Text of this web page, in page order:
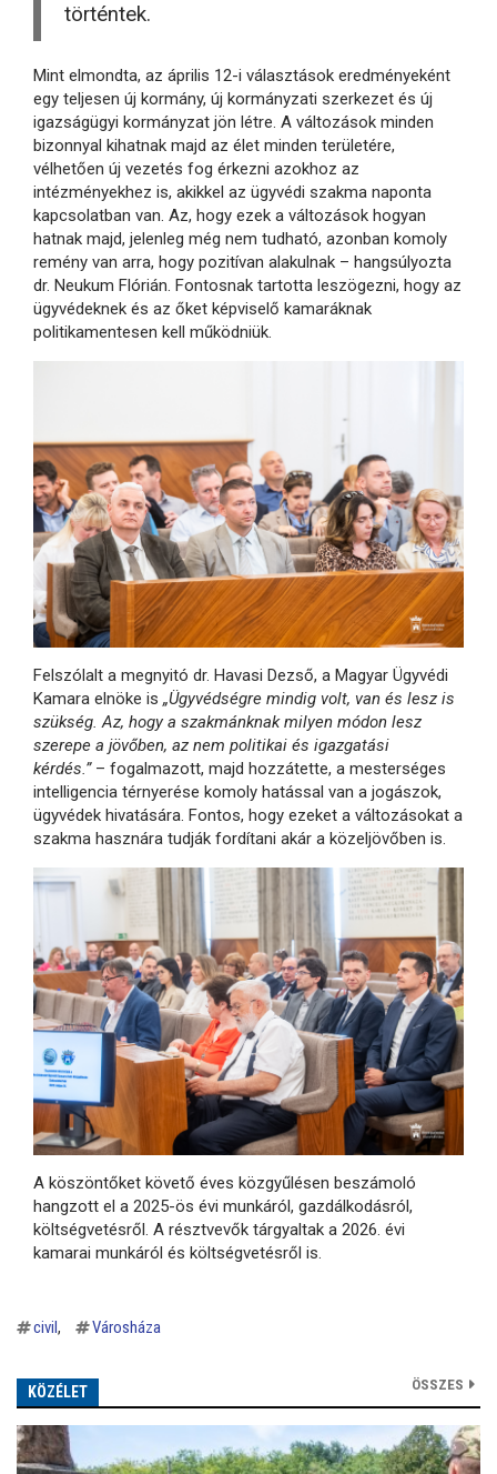
történtek.
Mint elmondta, az április 12-i választások eredményeként
egy teljesen új kormány, új kormányzati szerkezet és új
igazságügyi kormányzat jön létre. A változások minden
bizonnyal kihatnak majd az élet minden területére,
vélhetően új vezetés fog érkezni azokhoz az
intézményekhez is, akikkel az ügyvédi szakma naponta
kapcsolatban van. Az, hogy ezek a változások hogyan
hatnak majd, jelenleg még nem tudható, azonban komoly
remény van arra, hogy pozitívan alakulnak – hangsúlyozta
dr. Neukum Flórián. Fontosnak tartotta leszögezni, hogy az
ügyvédeknek és az őket képviselő kamaráknak
politikamentesen kell működniük.
Felszólalt a megnyitó dr. Havasi Dezső, a Magyar Ügyvédi
Kamara elnöke is „Ügyvédségre mindig volt, van és lesz is
szükség. Az, hogy a szakmánknak milyen módon lesz
szerepe a jövőben, az nem politikai és igazgatási
kérdés.”– fogalmazott, majd hozzátette, a mesterséges
intelligencia térnyerése komoly hatással van a jogászok,
ügyvédek hivatására. Fontos, hogy ezeket a változásokat a
szakma hasznára tudják fordítani akár a közeljövőben is.
A köszöntőket követő éves közgyűlésen beszámoló
hangzott el a 2025-ös évi munkáról, gazdálkodásról,
költségvetésről. A résztvevők tárgyaltak a 2026. évi
kamarai munkáról és költségvetésről is.
civil Városháza
KÖZÉLET ÖSSZES